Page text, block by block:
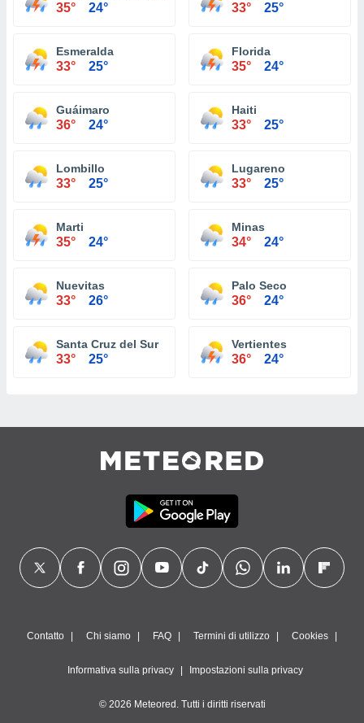
35° 24° 33° 25°
Esmeralda
33° 25°
Florida
35° 24°
Guáimaro
36° 24°
Haiti
33° 25°
Lombillo
33° 25°
Lugareno
33° 25°
Marti
35° 24°
Minas
34° 24°
Nuevitas
33° 26°
Palo Seco
36° 24°
Santa Cruz del Sur
33° 25°
Vertientes
36° 24°
Contatto Chi siamo FAQ Termini di utilizzo Cookies
Informativa sulla privacy Impostazioni sulla privacy
© 2026 Meteored. Tutti i diritti riservati